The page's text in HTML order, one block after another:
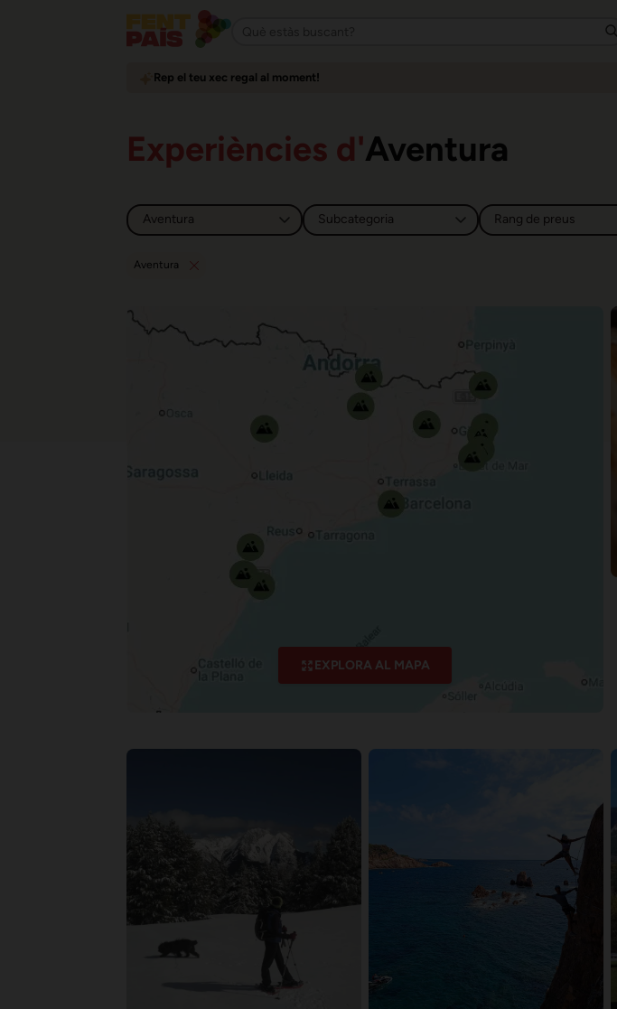
Rep el teu xec regal al moment!
Experiències d'Aventura
Aventura
EXPLORA AL MAPA